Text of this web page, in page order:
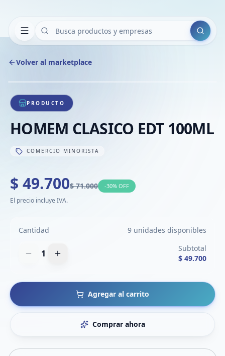
Buscar
Volver al marketplace
1/1
PRODUCTO
HOMEM CLASICO EDT 100ML
COMERCIO MINORISTA
$ 49.700$ 71.000 -30% OFF
El precio incluye IVA.
Cantidad 9 unidades disponibles
1
Subtotal
$ 49.700
Agregar al carrito
Comprar ahora